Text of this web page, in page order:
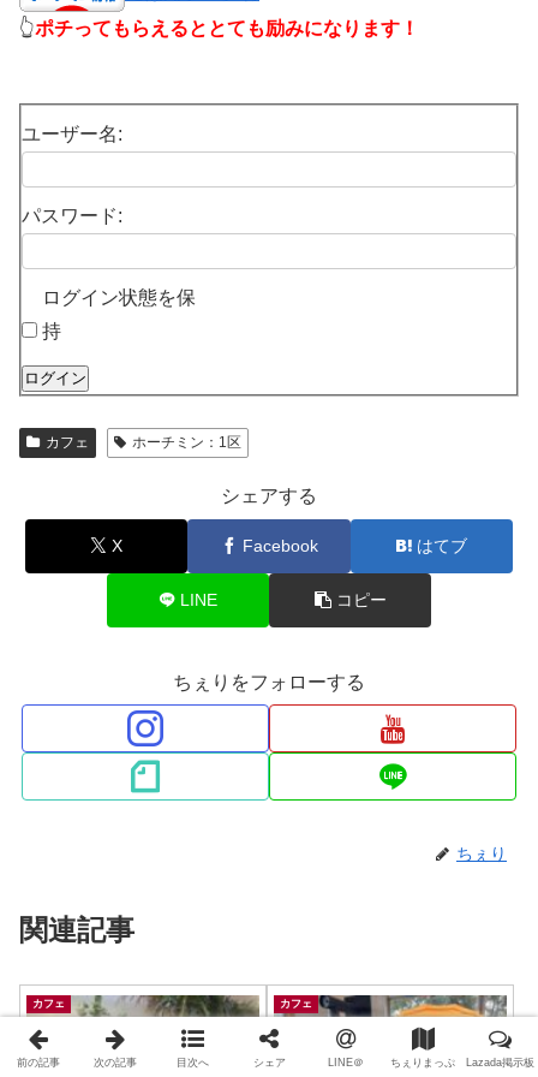
👆ポチってもらえるととても励みになります！
ユーザー名:
パスワード:
ログイン状態を保
持
ログイン
カフェ ホーチミン：1区
シェアする
X Facebook はてブ
LINE コピー
ちぇりをフォローする
ちぇり
関連記事
カフェ カフェ
前の記事 次の記事 目次へ シェア LINE＠ ちぇりまっぷ Lazada掲示板